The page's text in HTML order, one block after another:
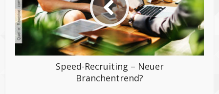
Speed-Recruiting – Neuer
Branchentrend?